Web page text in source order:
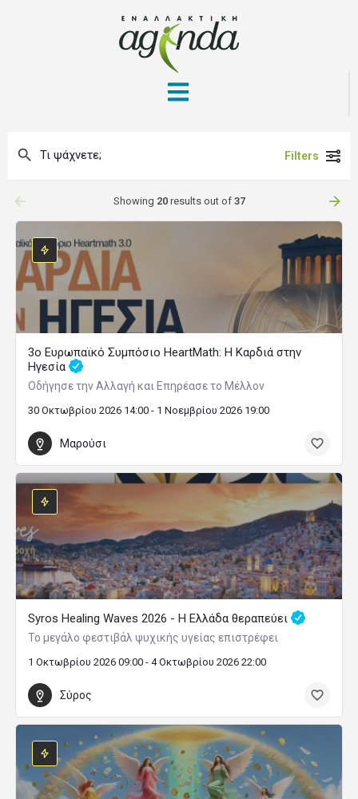
Filters
arrow_backward Showing 20results out of 37 arrow_forward
3ο Ευρωπαϊκό Συμπόσιο HeartMath: Η Καρδιά στην
Ηγεσία
Οδήγησε την Αλλαγή και Επηρέασε το Μέλλον
30 Οκτωβρίου 2026 14:00 - 1 Νοεμβρίου 2026 19:00
Μαρούσι
Syros Healing Waves 2026 - Η Ελλάδα θεραπεύει
Το μεγάλο φεστιβάλ ψυχικής υγείας επιστρέφει
1 Οκτωβρίου 2026 09:00 - 4 Οκτωβρίου 2026 22:00
Σύρος